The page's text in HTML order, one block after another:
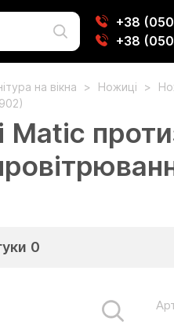
+38
+38
на вікна Ножиці
0